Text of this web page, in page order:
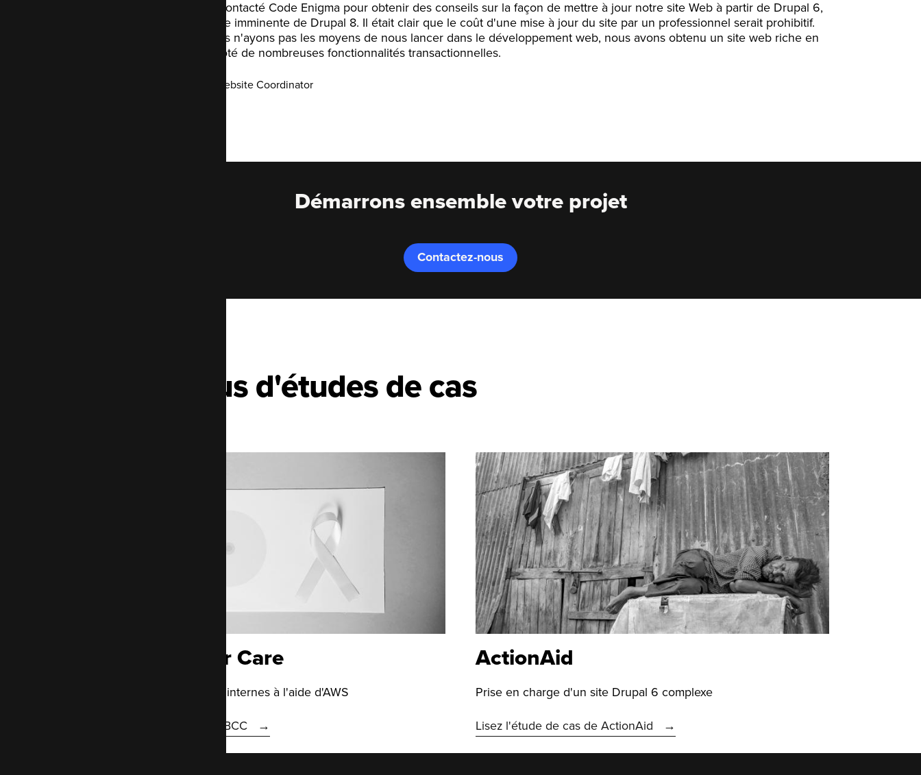
Nous avons contacté Code Enigma pour obtenir des conseils sur la façon de mettre à jour notre site Web à partir de Drupal 6,
face à l'arrivée imminente de Drupal 8. Il était clair que le coût d'une mise à jour du site par un professionnel serait prohibitif.
Bien que nous n'ayons pas les moyens de nous lancer dans le développement web, nous avons obtenu un site web riche en
contenu et doté de nombreuses fonctionnalités transactionnelles.
Website Coordinator
Démarrons ensemble votre projet
Contactez-nous
Plus d'études de cas
Breast Cancer Care
Optimiser les ressources internes à l'aide d'AWS
Voici l'étude de case de BCC
ActionAid
Prise en charge d'un site Drupal 6 complexe
Lisez l'étude de cas de ActionAid